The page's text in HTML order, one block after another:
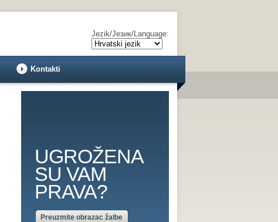
Jezik/Језик/Language:
Kontakti
UGROŽENA
SU VAM
PRAVA?
Preuzmite obrazac žalbe